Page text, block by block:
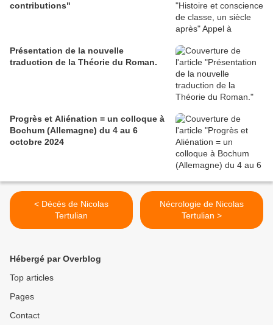
contributions"
Présentation de la nouvelle
traduction de la Théorie du Roman.
Progrès et Aliénation = un colloque à
Bochum (Allemagne) du 4 au 6
octobre 2024
< Décès de Nicolas
Tertulian
Nécrologie de Nicolas
Tertulian >
Hébergé par Overblog
Top articles
Pages
Contact